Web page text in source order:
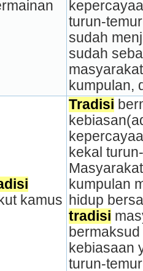
turun-
sudah
sudah
kumpulan,
kamus
Tradisi
kekal
kumpulan
tradisi
kebiasaan
turun-